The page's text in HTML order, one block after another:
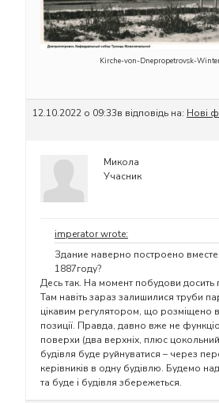
Kirche-von-Dnepropetrovsk-
12.10.2022 о 09:33в відповідь на: Нові
Микола
Учасник
imperator wrote:
Здание наверно построено
1887году?
Десь так. На момент побудови
Там навіть зараз залишилися труби
цікавим регулятором, що розміщено в
позиції. Правда, давно вже не
поверхи (два верхніх, плюс
будівля буде руйнуватися – через
керівників в одну будівлю. Будемо
та буде і будівля збережеться.